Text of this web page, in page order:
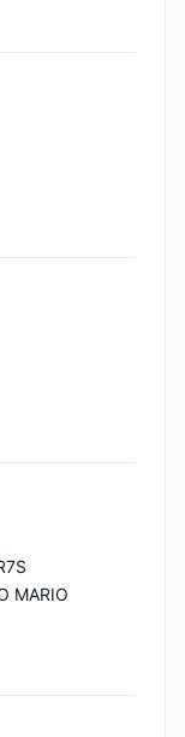
MARIO